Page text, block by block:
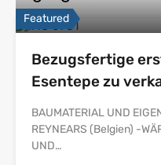
Featured
Bezugsfertige
Esentepe zu
BAUMATERIAL UND
REYNEARS (Belgien) -
UND…